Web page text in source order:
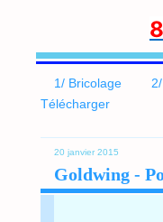
8
1/ Bricolage
Télécharger
20 janvier 2015
Goldwing -